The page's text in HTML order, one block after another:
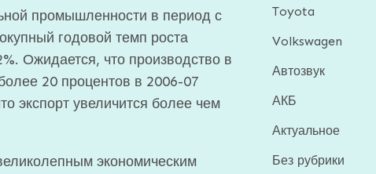
промышленности в период с
годовой темп роста
Ожидается, что производство в
20 процентов в 2006-07
экспорт увеличится более чем
экономическим
Toyota
Volkswagen
Автозвук
АКБ
Актуальное
Без рубрики